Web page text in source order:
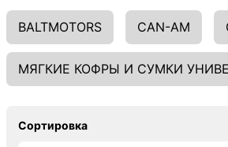
BALTMOTORS CAN-AM
МЯГКИЕ КОФРЫ И СУМКИ
Сортировка